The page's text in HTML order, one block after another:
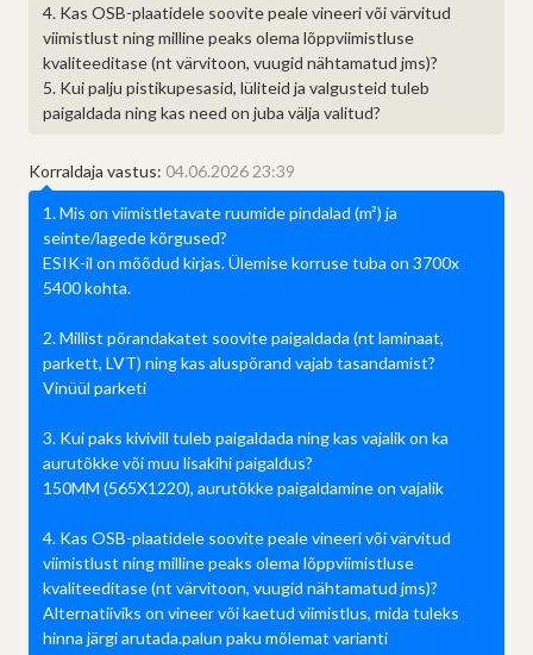
4. Kas OSB-plaatidele soovite peale vineeri või värvitud
viimistlust ning milline peaks olema lõppviimistluse
kvaliteeditase (nt värvitoon, vuugid nähtamatud jms)?
5. Kui palju pistikupesasid, lüliteid ja valgusteid tuleb
paigaldada ning kas need on juba välja valitud?
Korraldaja vastus: 04.06.2026 23:39
1. Mis on viimistletavate ruumide pindalad (m²) ja
seinte/lagede kõrgused?
ESIK-il on mõõdud kirjas. Ülemise korruse tuba on 3700x
5400 kohta.
2. Millist põrandakatet soovite paigaldada (nt laminaat,
parkett, LVT) ning kas aluspõrand vajab tasandamist?
Vinüül parketi
3. Kui paks kivivill tuleb paigaldada ning kas vajalik on ka
aurutõkke või muu lisakihi paigaldus?
150MM (565X1220), aurutõkke paigaldamine on vajalik
4. Kas OSB-plaatidele soovite peale vineeri või värvitud
viimistlust ning milline peaks olema lõppviimistluse
kvaliteeditase (nt värvitoon, vuugid nähtamatud jms)?
Alternatiiviks on vineer või kaetud viimistlus, mida tuleks
hinna järgi arutada.palun paku mõlemat varianti